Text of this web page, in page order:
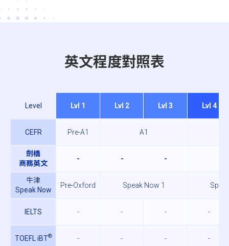
英文程度對照表
Level Lvl 1 Lvl 2 Lvl 3 Lvl 4
CEFR Pre-A1 A1
劍橋
商務英文
- - -
牛津
Speak Now
Pre-Oxford Speak Now 1
IELTS - - - -
TOEFL iBT® - - - -